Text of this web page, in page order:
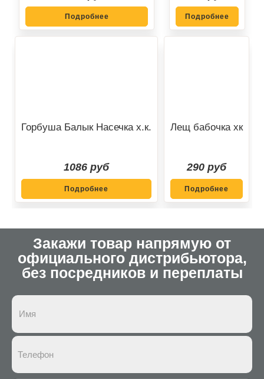
Подробнее Подробнее
Горбуша Балык Насечка х.к.
1086 руб
Подробнее
Лещ бабочка хк
290 руб
Подробнее
Закажи товар напрямую от
официального дистрибьютора,
без посредников и переплаты